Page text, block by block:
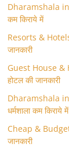
Dharamshala in
कम किराये में
Resorts & Hotels
जानकारी
Guest House &
होटल की जानकारी
Dharamshala in
धर्मशाला कम किराये में
Cheap & Budget
जानकारी